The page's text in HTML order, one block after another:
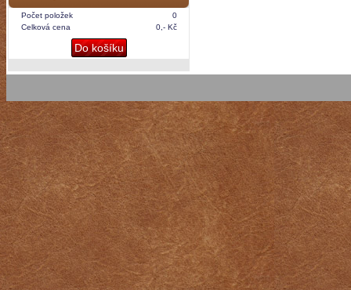
Počet položek
0
Celková cena
0,- Kč
Do košíku